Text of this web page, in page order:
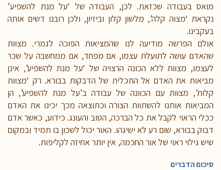
מואס בעבודה שכזאת. לכן, העבודה של ‘על מנת להשפיע’
נקראת ‘מצוה קלה’, מלשון קלון וביזיון, ולכן רובנו דשים אותה
בעקבינו.
אולם הפרשה מודיעה לנו שהמציאות הפוכה לגמרי. מצוות
שהאדם עושה לתועלת עצמו, אם מפחד, אם ממחשבה על שכר
לעצמו, מצוות ללא הכונה הרצויה של ‘על מנת להשפיע’, אינן
מביאות את האדם אל התכלית של הדבקות בבורא. רק ‘מצוות
קלות’, מצוות עם הכוונה של עבודה ב’על מנת להשפיע’, הן
המביאות אותנו להשתוות הצורה וכתוצאה מכך יכינו את האדם
ככלי הראוי לקבל את כל הברכה, הטוב והעונג. כידוע, כאשר אדם
דבוק בבורא, שום רע לא ישיגהו. האור יכול לשכון בו תמיד ובמקום
שיש גילוי ראוי של אור החכמה, אין יותר אחיזה לקליפות.
סיכום הדברים